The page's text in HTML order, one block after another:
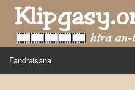
Skip to main content
Fandraisana